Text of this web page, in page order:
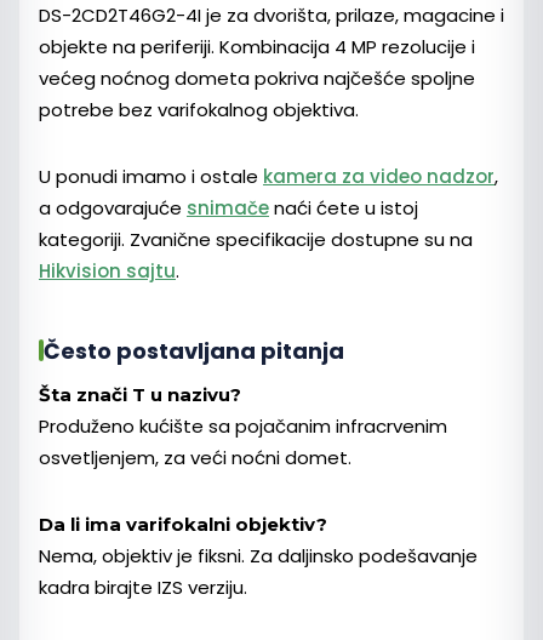
DS-2CD2T46G2-4I je za dvorišta, prilaze, magacine i
objekte na periferiji. Kombinacija 4 MP rezolucije i
većeg noćnog dometa pokriva najčešće spoljne
potrebe bez varifokalnog objektiva.
U ponudi imamo i ostale kamera za video nadzor,
a odgovarajuće snimačenaći ćete u istoj
kategoriji. Zvanične specifikacije dostupne su na
Hikvision sajtu.
Često postavljana pitanja
Šta znači T u nazivu?
Produženo kućište sa pojačanim infracrvenim
osvetljenjem, za veći noćni domet.
Da li ima varifokalni objektiv?
Nema, objektiv je fiksni. Za daljinsko podešavanje
kadra birajte IZS verziju.